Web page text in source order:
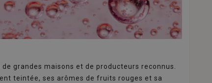
grandes maisons et de producteurs reconnus.
teintée, ses arômes de fruits rouges et sa